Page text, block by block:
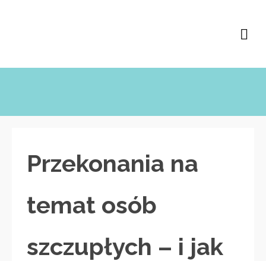
Przekonania na
temat osób
szczupłych – i jak